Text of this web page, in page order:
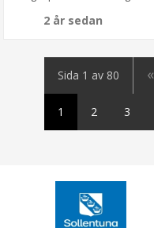
2 år sedan
Sida 1 av 80 «
1 2 3